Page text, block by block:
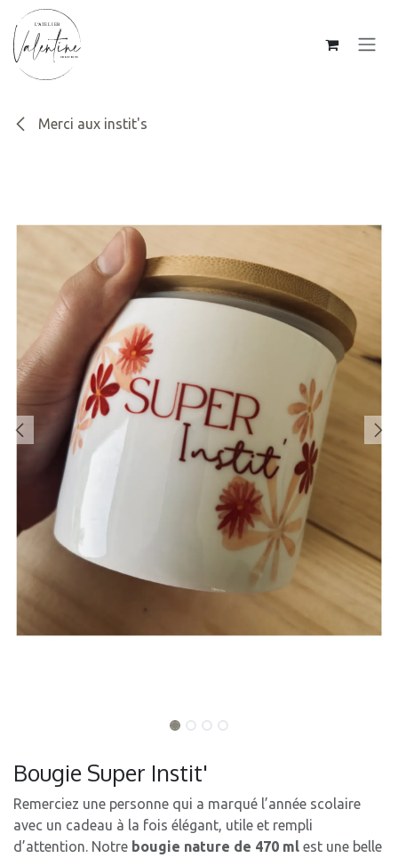
SE RENDRE AU CONTENU
Merci aux instit's
Bougie Super Instit'
Remerciez une personne qui a marqué l’année scolaire
avec un cadeau à la fois élégant, utile et rempli
d’attention. Notre bougie nature de 470 ml est une belle